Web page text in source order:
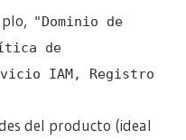
"Dominio de
de
IAM, Registro
del producto (ideal